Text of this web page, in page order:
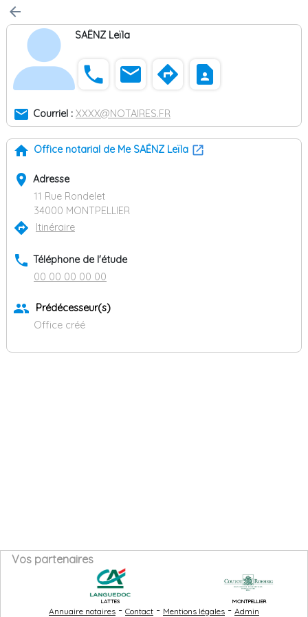
arrow_back
SAËNZ Leïla
phone email directions contact_page
email Courriel : XXXX@NOTAIRES.FR
home Office notarial de Me SAËNZ Leïla
place Adresse
11 Rue Rondelet
34000 MONTPELLIER
directions Itinéraire
phone Téléphone de l'étude
00 00 00 00 00
group
Prédécesseur(s)
Office créé
Vos partenaires
LATTES MONTPELLIER
Annuaire notaires - Contact - Mentions légales - Admin